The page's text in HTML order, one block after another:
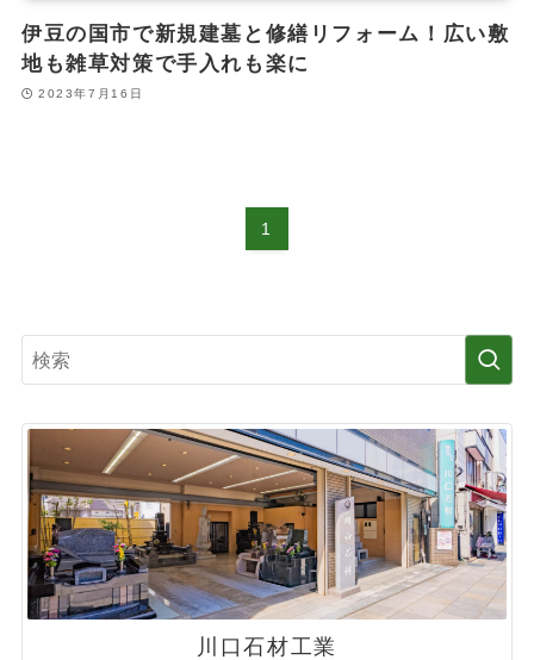
伊豆の国市で新規建墓と修繕リフォーム！広い敷
地も雑草対策で手入れも楽に
2023年7月16日
1
川口石材工業